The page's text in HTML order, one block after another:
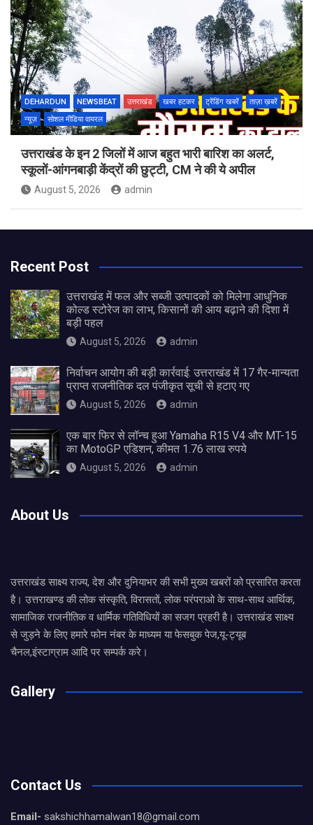
DEHARDUN NEWSBEAT उत्तराखंड खबर हटकर ट्रेंडिंग खबरें
ताज़ा ख़बरें
न्यूज़
सोशल मीडिया वायरल
उत्तराखंड के इन 2 जिलों में आज बहुत भारी बारिश का अलर्ट,
स्कूलों-आंगनबाड़ी केंद्रों की छुट्टी, CM ने की ये अपील
August 5, 2026 admin
Recent Post
उत्तराखंड में फल और सब्जी उत्पादकों को मिलेगा आधुनिक
कोल्ड स्टोरेज का लाभ, किसानों की आय बढ़ाने की दिशा में
बड़ी पहल
August 5, 2026 admin
निर्वाचन आयोग की बड़ी कार्रवाई: उत्तराखंड में 17 गैर-मान्यता
प्राप्त राजनीतिक दल पंजीकृत सूची से हटाए गए
August 5, 2026 admin
एक बार फिर से लॉन्च हुआ Yamaha R15 V4 और MT-15
का MotoGP एडिशन, कीमत 1.76 लाख रुपये
August 5, 2026 admin
About Us
उत्तराखंड साक्ष्य राज्य, देश और दुनियाभर की सभी मुख्य खबरों को प्रसारित करता
है। उत्तराखण्ड की लोक संस्कृति, विरासतों, लोक परंपराओ के साथ-साथ आर्थिक,
सामाजिक राजनीतिक व धार्मिक गतिविधियों का सजग प्रहरी है। उत्तराखंड साक्ष्य
से जुड़ने के लिए हमारे फोन नंबर के माध्यम या फेसबुक पेज,यू-ट्यूब
चैनल,इंस्टाग्राम आदि पर सम्पर्क करे।
Gallery
Contact Us
Email- sakshichhamalwan18@gmail.com